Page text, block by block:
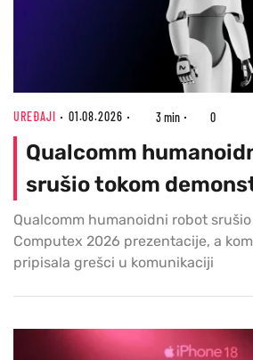
UREĐAJI 01.08.2026 3 min 0
Qualcomm
srušio tokom
Qualcomm humanoidni robot
Computex 2026 prezentacije, a
pripisala grešci u komunikaciji